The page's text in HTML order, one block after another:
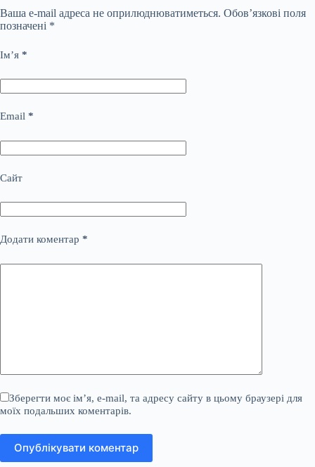
Ваша e-mail адреса не оприлюднюватиметься. Обов’язкові поля
позначені *
Ім’я *
Email *
Сайт
Додати коментар *
Зберегти моє ім’я, e-mail, та адресу сайту в цьому браузері для
моїх подальших коментарів.
Опублікувати коментар